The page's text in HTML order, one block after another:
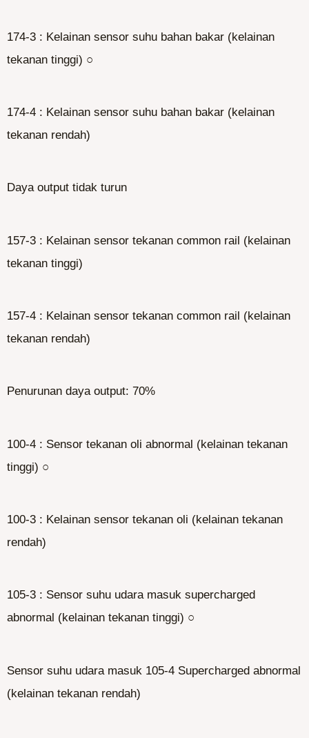
174-3 : Kelainan sensor suhu bahan bakar (kelainan
tekanan tinggi) ○
174-4 : Kelainan sensor suhu bahan bakar (kelainan
tekanan rendah)
Daya output tidak turun
157-3 : Kelainan sensor tekanan common rail (kelainan
tekanan tinggi)
157-4 : Kelainan sensor tekanan common rail (kelainan
tekanan rendah)
Penurunan daya output: 70%
100-4 : Sensor tekanan oli abnormal (kelainan tekanan
tinggi) ○
100-3 : Kelainan sensor tekanan oli (kelainan tekanan
rendah)
105-3 : Sensor suhu udara masuk supercharged
abnormal (kelainan tekanan tinggi) ○
Sensor suhu udara masuk 105-4 Supercharged abnormal
(kelainan tekanan rendah)